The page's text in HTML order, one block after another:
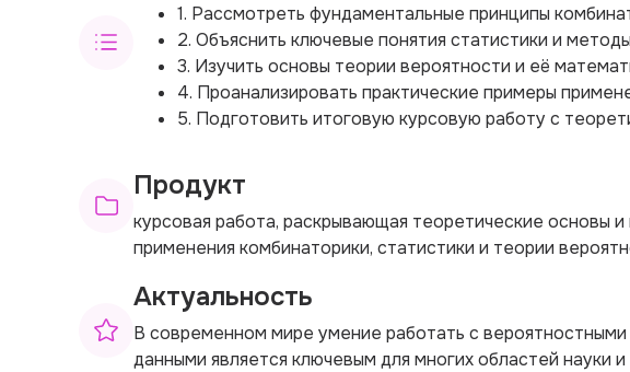
1. Рассмотреть фундаментальные принципы
2. Объяснить ключевые понятия статистики и
3. Изучить основы теории вероятности и её
4. Проанализировать практические примеры
5. Подготовить итоговую курсовую работу с
Продукт
курсовая работа, раскрывающая теоретические основы
применения комбинаторики, статистики и теории
Актуальность
В современном мире умение работать с
данными является ключевым для многих областей науки